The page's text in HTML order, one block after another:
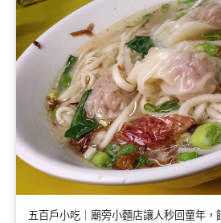
五百戶小吃｜廟旁小麵店讓人秒回童年，